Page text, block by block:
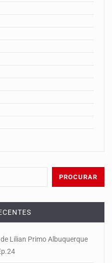
Lilian Primo Albuquerque